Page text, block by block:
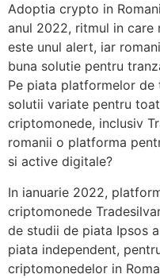
Adoptia crypto in
anul 2022, ritmul in care
este unul alert, iar
buna solutie pentru
Pe piata platformelor
solutii variate pentru
criptomonede, inclusiv
romanii o platforma
si active digitale?
In ianuarie 2022,
criptomonede
de studii de piata Ipsos
piata independent,
criptomonedelor in